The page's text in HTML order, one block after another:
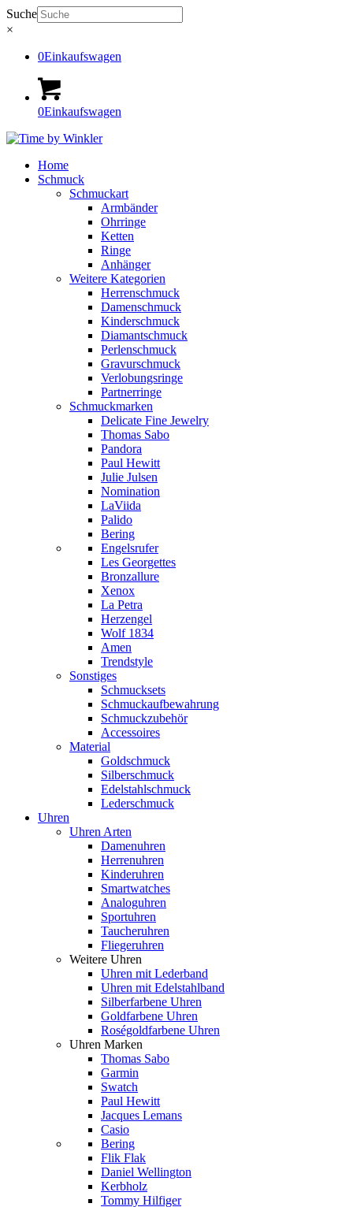
Suche
×
0Einkaufswagen
0Einkaufswagen
Home
Schmuck
Schmuckart
Armbänder
Ohrringe
Ketten
Ringe
Anhänger
Weitere Kategorien
Herrenschmuck
Damenschmuck
Kinderschmuck
Diamantschmuck
Perlenschmuck
Gravurschmuck
Verlobungsringe
Partnerringe
Schmuckmarken
Delicate Fine Jewelry
Thomas Sabo
Pandora
Paul Hewitt
Julie Julsen
Nomination
LaViida
Palido
Bering
Engelsrufer
Les Georgettes
Bronzallure
Xenox
La Petra
Herzengel
Wolf 1834
Amen
Trendstyle
Sonstiges
Schmucksets
Schmuckaufbewahrung
Schmuckzubehör
Accessoires
Material
Goldschmuck
Silberschmuck
Edelstahlschmuck
Lederschmuck
Uhren
Uhren Arten
Damenuhren
Herrenuhren
Kinderuhren
Smartwatches
Analoguhren
Sportuhren
Taucheruhren
Fliegeruhren
Weitere Uhren
Uhren mit Lederband
Uhren mit Edelstahlband
Silberfarbene Uhren
Goldfarbene Uhren
Roségoldfarbene Uhren
Uhren Marken
Thomas Sabo
Garmin
Swatch
Paul Hewitt
Jacques Lemans
Casio
Bering
Flik Flak
Daniel Wellington
Kerbholz
Tommy Hilfiger